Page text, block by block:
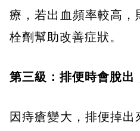
療，若出血頻率較高，
栓劑幫助改善症狀。
第三級：排便時會脫出
因痔瘡變大，排便掉出